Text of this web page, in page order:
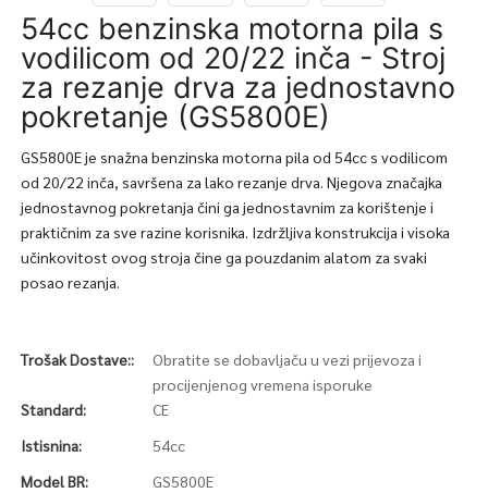
54cc benzinska motorna pila s
vodilicom od 20/22 inča - Stroj
za rezanje drva za jednostavno
pokretanje (GS5800E)
GS5800E je snažna benzinska motorna pila od 54cc s vodilicom
od 20/22 inča, savršena za lako rezanje drva. Njegova značajka
jednostavnog pokretanja čini ga jednostavnim za korištenje i
praktičnim za sve razine korisnika. Izdržljiva konstrukcija i visoka
učinkovitost ovog stroja čine ga pouzdanim alatom za svaki
posao rezanja.
Trošak Dostave::
Obratite se dobavljaču u vezi prijevoza i
procijenjenog vremena isporuke
Standard:
CE
Istisnina:
54cc
Model BR:
GS5800E